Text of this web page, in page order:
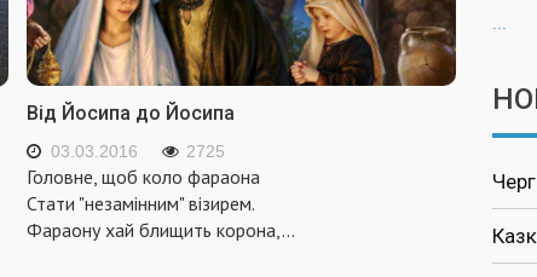
Від Йосипа до Йосипа
03.03.2016 2725
Головне, щоб коло фараона
Стати "незамінним" візирем.
Фараону хай блищить корона,...
...